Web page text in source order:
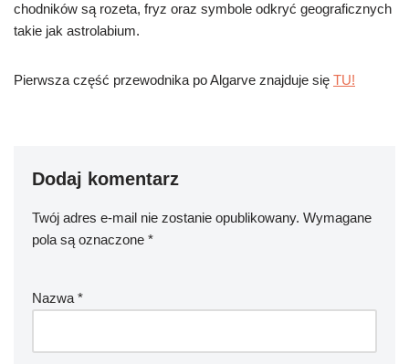
chodników są rozeta, fryz oraz symbole odkryć geograficznych
takie jak astrolabium.
Pierwsza część przewodnika po Algarve znajduje się TU!
Dodaj komentarz
Twój adres e-mail nie zostanie opublikowany. Wymagane
pola są oznaczone *
Nazwa *